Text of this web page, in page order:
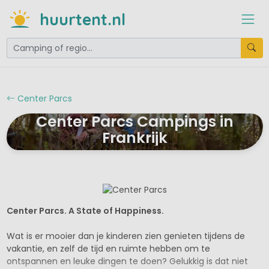
huurtent.nl
Center Parcs
Center Parcs Campings in
Frankrijk
Center Parcs. A State of Happiness.
Wat is er mooier dan je kinderen zien genieten tijdens de
vakantie, en zelf de tijd en ruimte hebben om te
ontspannen en leuke dingen te doen? Gelukkig is dat niet